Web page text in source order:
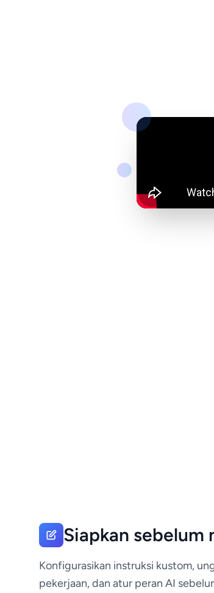
Siapkan sebelum
Konfigurasikan instruksi kustom,
pekerjaan, dan atur peran AI